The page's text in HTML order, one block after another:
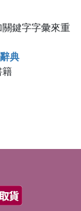
：黎曼猜想 、
鍵字字彙來重
典
籍